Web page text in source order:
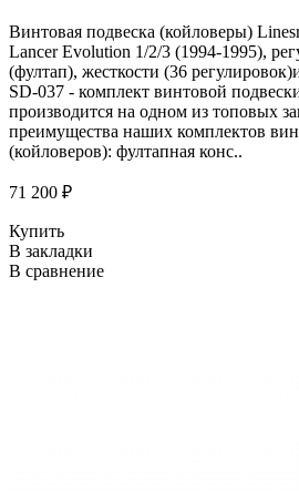
Винтовая подвеска (койловеры)
Lancer Evolution 1/2/3 (1994-1995),
(фултап), жесткости (36
SD-037 - комплект винтовой
производится на одном из топовых
преимущества наших комплектов
(койловеров): фултапная конс..
71 200 ₽
Купить
В закладки
В сравнение